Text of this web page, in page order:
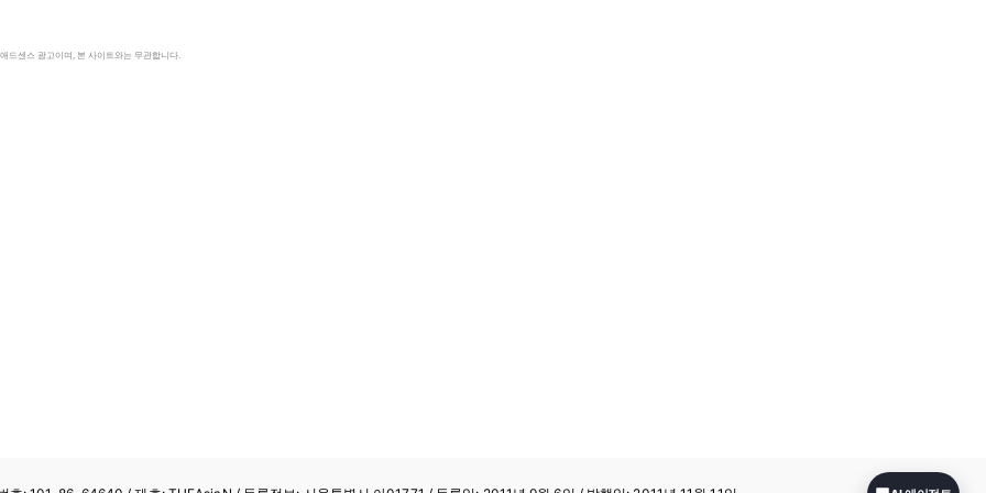
드센스 광고이며, 본 사이트와는 무관합니다.